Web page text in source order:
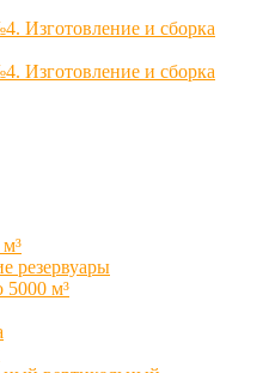
резервуары
5000 м³